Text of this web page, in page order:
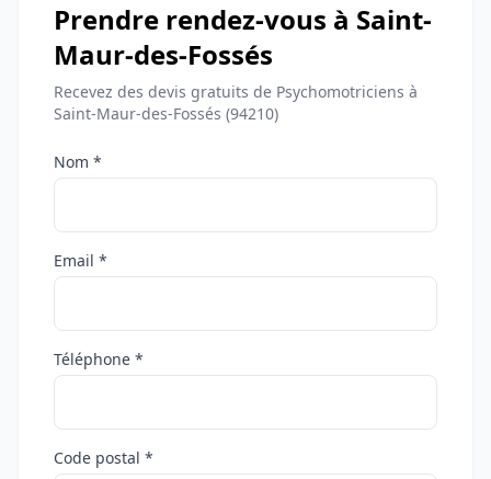
Prendre rendez-vous à Saint-
Maur-des-Fossés
Recevez des devis gratuits de Psychomotriciens à
Saint-Maur-des-Fossés (94210)
Nom *
Email *
Téléphone *
Code postal *